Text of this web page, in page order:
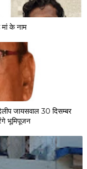
मां के नाम
जायसवाल 30 दिसम्बर
भूमिपूजन